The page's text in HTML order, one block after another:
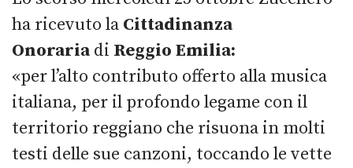
ha ricevuto la Cittadinanza
Onorariadi Reggio Emilia:
«per l’alto contributo offerto alla musica
italiana, per il profondo legame con il
territorio reggiano che risuona in molti
testi delle sue canzoni, toccando le vette